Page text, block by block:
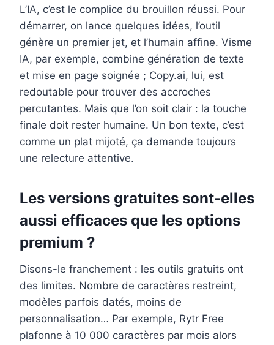
L’IA, c’est le complice du brouillon réussi. Pour
démarrer, on lance quelques idées, l’outil
génère un premier jet, et l’humain affine. Visme
IA, par exemple, combine génération de texte
et mise en page soignée ; Copy.ai, lui, est
redoutable pour trouver des accroches
percutantes. Mais que l’on soit clair : la touche
finale doit rester humaine. Un bon texte, c’est
comme un plat mijoté, ça demande toujours
une relecture attentive.
Les versions gratuites sont-elles
aussi efficaces que les options
premium ?
Disons-le franchement : les outils gratuits ont
des limites. Nombre de caractères restreint,
modèles parfois datés, moins de
personnalisation… Par exemple, Rytr Free
plafonne à 10 000 caractères par mois alors